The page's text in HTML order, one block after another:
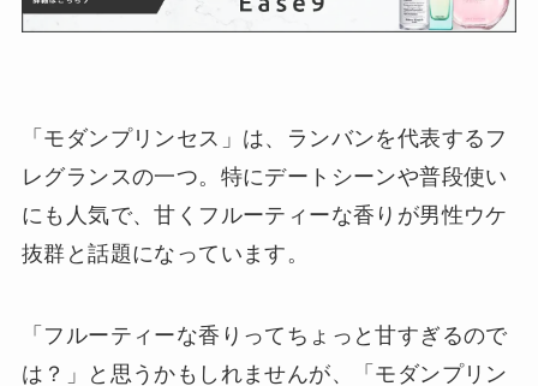
「モダンプリンセス」は、ランバンを代表するフ
レグランスの一つ。特にデートシーンや普段使い
にも人気で、甘くフルーティーな香りが男性ウケ
抜群と話題になっています。
「フルーティーな香りってちょっと甘すぎるので
は？」と思うかもしれませんが、「モダンプリン